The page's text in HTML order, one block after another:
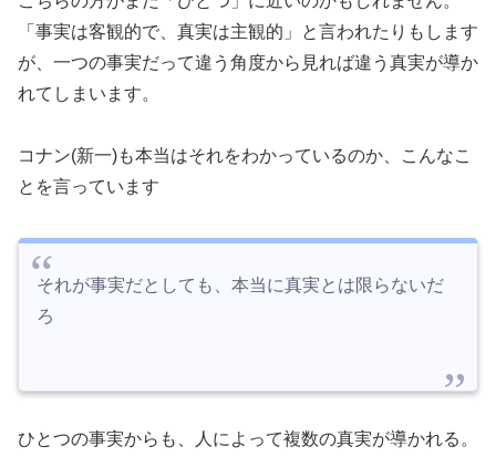
「事実は客観的で、真実は主観的」と言われたりもします
が、一つの事実だって違う角度から見れば違う真実が導か
れてしまいます。
コナン(新一)も本当はそれをわかっているのか、こんなこ
とを言っています
それが事実だとしても、本当に真実とは限らないだ
ろ
ひとつの事実からも、人によって複数の真実が導かれる。